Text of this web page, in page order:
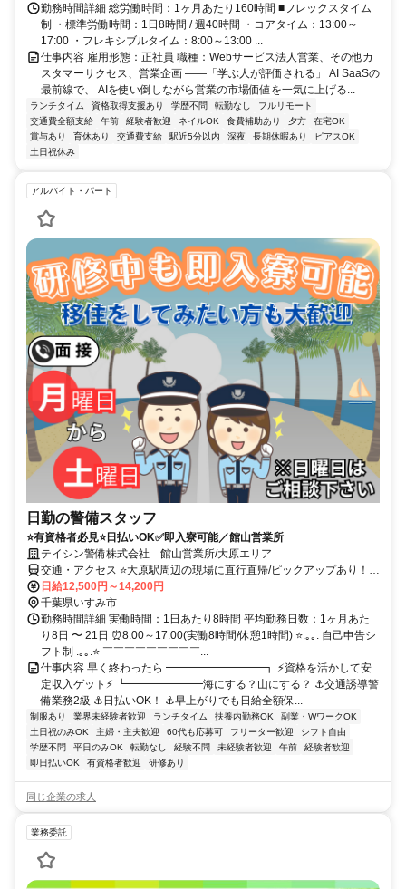
勤務時間詳細 総労働時間：1ヶ月あたり160時間 ■フレックスタイム
制 ・標準労働時間：1日8時間 / 週40時間 ・コアタイム：13:00～
17:00 ・フレキシブルタイム：8:00～13:00 ...
仕事内容 雇用形態：正社員 職種：Webサービス法人営業、その他カ
スタマーサクセス、営業企画 ――「学ぶ人が評価される」 AI SaaSの
最前線で、 AIを使い倒しながら営業の市場価値を一気に上げる...
ランチタイム 資格取得支援あり 学歴不問 転勤なし
フルリモート
交通費全額支給
午前 経験者歓迎 ネイルOK 食費補助あり 夕方
在宅OK
賞与あり
育休あり 交通費支給 駅近5分以内 深夜 長期休暇あり
ピアスOK
土日祝休み
アルバイト・パート
日勤の警備スタッフ
⭐有資格者必見⭐日払いOK✅即入寮可能／館山営業所
テイシン警備株式会社 館山営業所/大原エリア
交通・アクセス ⭐大原駅周辺の現場に直行直帰/ピックアップあり！移
動の心配は不要です♪
日給12,500円～14,200円
千葉県いすみ市
勤務時間詳細 実働時間：1日あたり8時間 平均勤務日数：1ヶ月あた
り8日 〜 21日 ⏰8:00～17:00(実働8時間/休憩1時間) ⭐.｡｡. 自己申告シ
フト制 .｡｡.⭐ ￣￣￣￣￣￣￣￣￣...
仕事内容 早く終わったら ━━━━━━━━━┓ ⚡資格を活かして安
定収入ゲット⚡ ┗━━━━━━━海にする？山にする？ ⚓交通誘導警
備業務2級 ⚓日払いOK！ ⚓早上がりでも日給全額保...
制服あり 業界未経験者歓迎 ランチタイム 扶養内勤務OK
副業・WワークOK
土日祝のみOK
主婦・主夫歓迎 60代も応募可 フリーター歓迎
シフト自由
学歴不問
平日のみOK 転勤なし 経験不問 未経験者歓迎 午前
経験者歓迎
即日払いOK
有資格者歓迎 研修あり
同じ企業の求人
業務委託